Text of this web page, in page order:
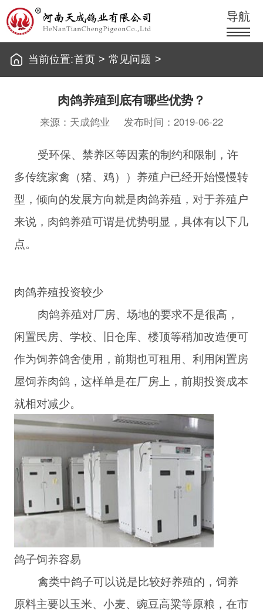
导航
当前位置:首页 > 常见问题 >
肉鸽养殖到底有哪些优势？
来源：天成鸽业 发布时间：2019-06-22
受环保、禁养区等因素的制约和限制，许
多传统家禽（猪、鸡））养殖户已经开始慢慢转
型，倾向的发展方向就是肉鸽养殖，对于养殖户
来说，肉鸽养殖可谓是优势明显，具体有以下几
点。
肉鸽养殖投资较少
肉鸽养殖对厂房、场地的要求不是很高，
闲置民房、学校、旧仓库、楼顶等稍加改造便可
作为饲养鸽舍使用，前期也可租用、利用闲置房
屋饲养肉鸽，这样单是在厂房上，前期投资成本
就相对减少。
鸽子饲养容易
禽类中鸽子可以说是比较好养殖的，饲养
原料主要以玉米、小麦、豌豆高粱等原粮，在市